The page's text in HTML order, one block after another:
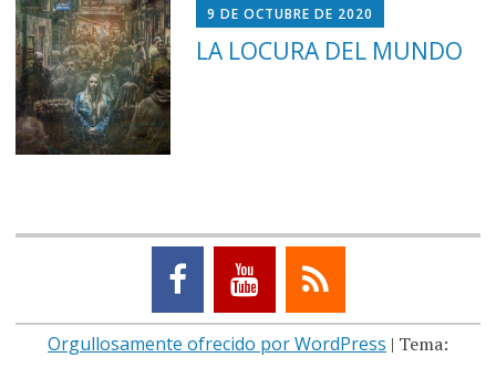
9 DE OCTUBRE DE 2020
LA LOCURA DEL MUNDO
Orgullosamente ofrecido por WordPress | Tema: